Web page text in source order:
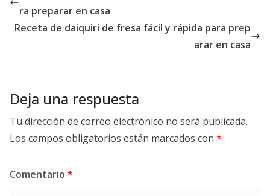
ra preparar en casa
Receta de daiquiri de fresa fácil y rápida para prep
arar en casa
Deja una respuesta
Tu dirección de correo electrónico no será publicada.
Los campos obligatorios están marcados con *
Comentario *